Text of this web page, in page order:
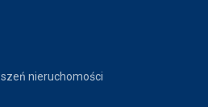
nieruchomości